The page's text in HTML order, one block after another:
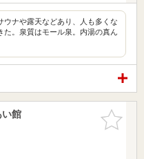
ウナや露天などあり、人も多くな
た。泉質はモール泉。内湯の真ん
お気に入
りに追加
館